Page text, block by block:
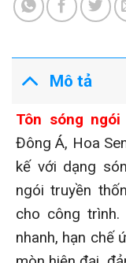
Mô tả
Tôn sóng ngói
Đông Á, Hoa
kế với dạng
ngói truyền
cho công
nhanh, hạn chế